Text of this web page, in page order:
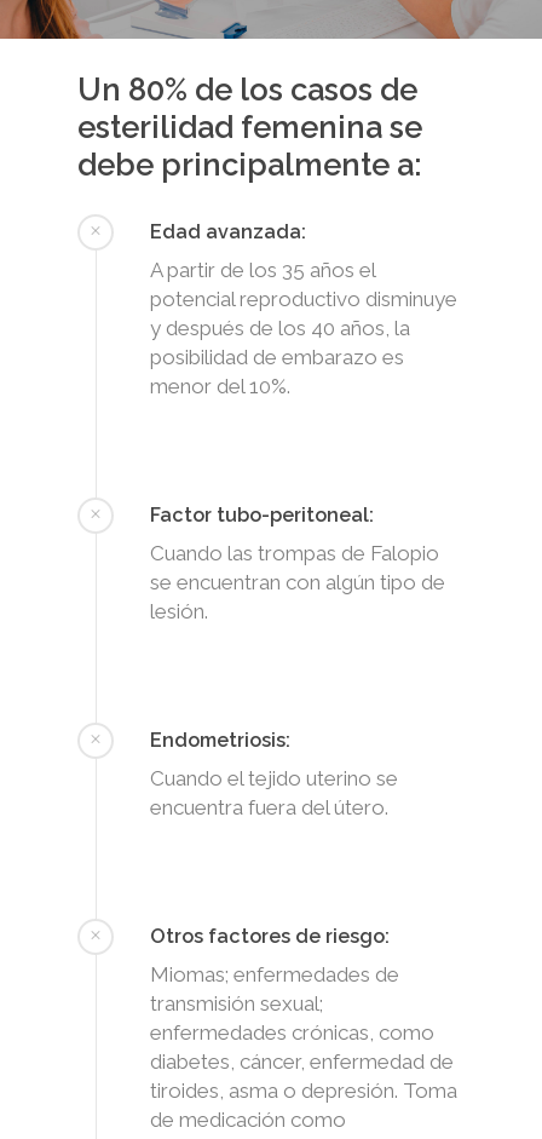
Un 80% de los casos de
esterilidad femenina se
debe principalmente a:
Edad avanzada:
A partir de los 35 años el
potencial reproductivo disminuye
y después de los 40 años, la
posibilidad de embarazo es
menor del 10%.
Factor tubo-peritoneal:
Cuando las trompas de Falopio
se encuentran con algún tipo de
lesión.
Endometriosis:
Cuando el tejido uterino se
encuentra fuera del útero.
Otros factores de riesgo:
Miomas; enfermedades de
transmisión sexual;
enfermedades crónicas, como
diabetes, cáncer, enfermedad de
tiroides, asma o depresión. Toma
de medicación como